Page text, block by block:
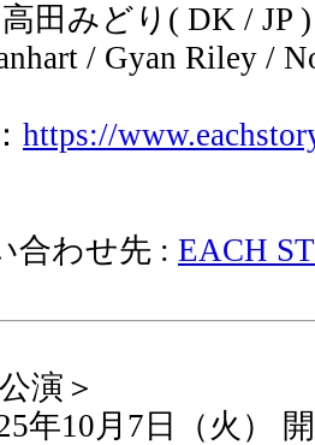
⾼⽥みどり( DK /
/ Gyan Riley /
https://
合わせ先 : EACH
演＞
年10月7日（火）